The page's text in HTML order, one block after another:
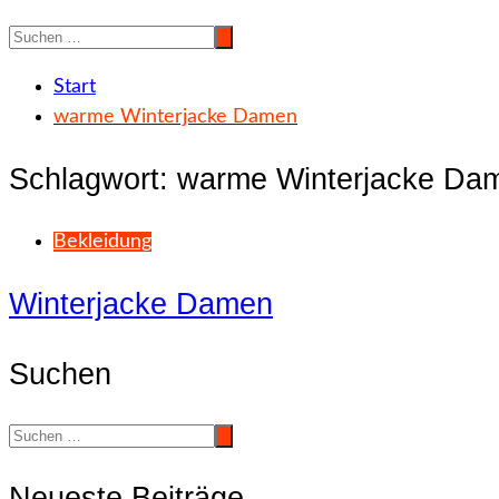
Start
warme Winterjacke Damen
Schlagwort: warme Winterjacke
Bekleidung
Winterjacke Damen
Suchen